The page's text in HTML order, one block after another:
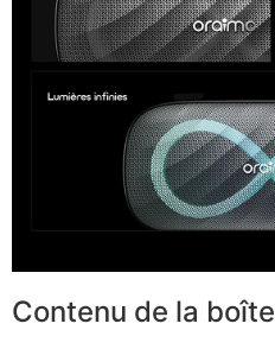
Contenu de la boîte